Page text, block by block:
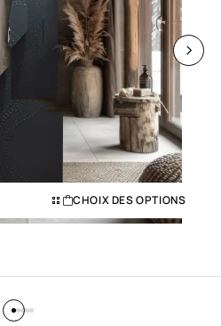
CHOIX DES OPTIONS